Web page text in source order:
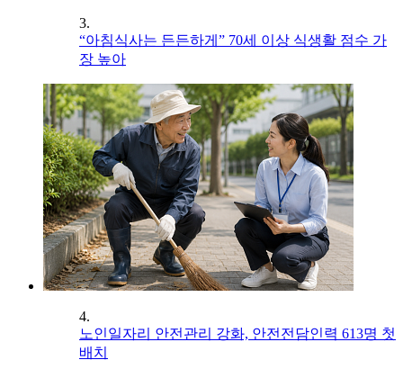
3.
“아침식사는 든든하게” 70세 이상 식생활 점수 가
장 높아
4.
노인일자리 안전관리 강화, 안전전담인력 613명 첫
배치